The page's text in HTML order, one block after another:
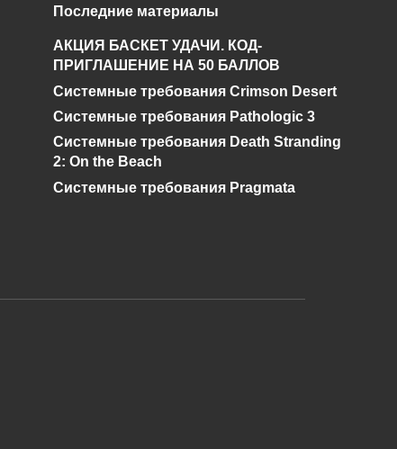
Поиски
Шахматиста. Гид по
STALKER ОП 2.2
0 92.5к.
Последние материалы
АКЦИЯ БАСКЕТ УДАЧИ. КОД-
ПРИГЛАШЕНИЕ НА 50 БАЛЛОВ
Системные требования Crimson Desert
Системные требования Pathologic 3
Системные требования Death Stranding
2: On the Beach
Системные требования Pragmata